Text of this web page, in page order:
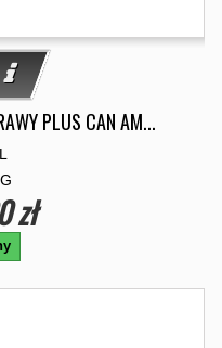
PLUS CAN AM...
zł